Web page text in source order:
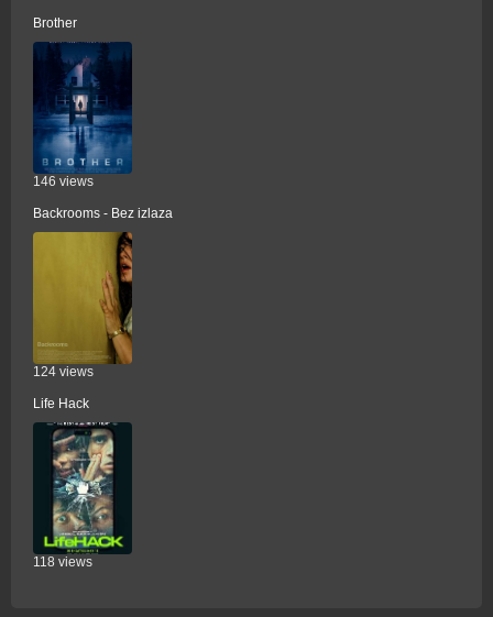
Brother
146 views
Backrooms - Bez izlaza
124 views
Life Hack
118 views